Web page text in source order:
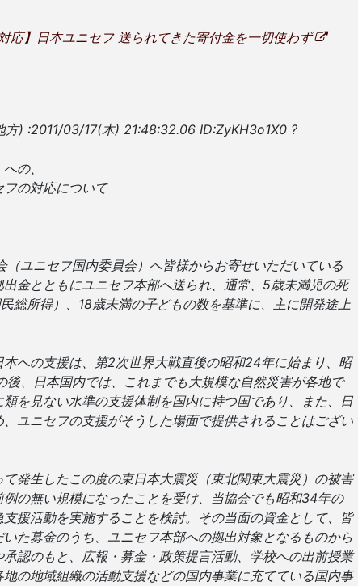
対応】日本ユニセフ 送られてきた寄付金を一切使わず
方) :2011/03/17(木) 21:48:32.06 ID:ZyKH3o1X0 ?
の、
の対応について
ユニセフ国内委員会）へ皆様からお寄せいただいている
金とともにユニセフ本部へ送られ、通常、5歳未満児の死
総所得）、18歳未満の子どもの数を基準に、主に開発途上
への支援は、第2次世界大戦直後の昭和24年に始まり、昭
、日本国内では、これまでも大規模な自然災害が各地で
を見ない水準の支援体制を国内に持つ国であり、また、日
ユニセフの支援がそうした場面で提供されることはござい
発生したこの度の東日本大震災（東北関東大震災）の被害
の無い規模になったことを受け、当協会でも昭和34年の
援活動を実施することを検討。その当面の資金として、皆
た募金のうち、ユニセフ本部への拠出対象となるものから
認のもと、広報・募金・政策提言活動、学校への出前授業
の地域組織の活動支援などの国内事業に充てている国内事